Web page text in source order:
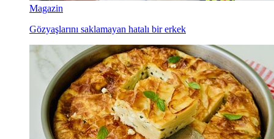
Magazin
Gözyaşlarını saklamayan hatalı bir erkek